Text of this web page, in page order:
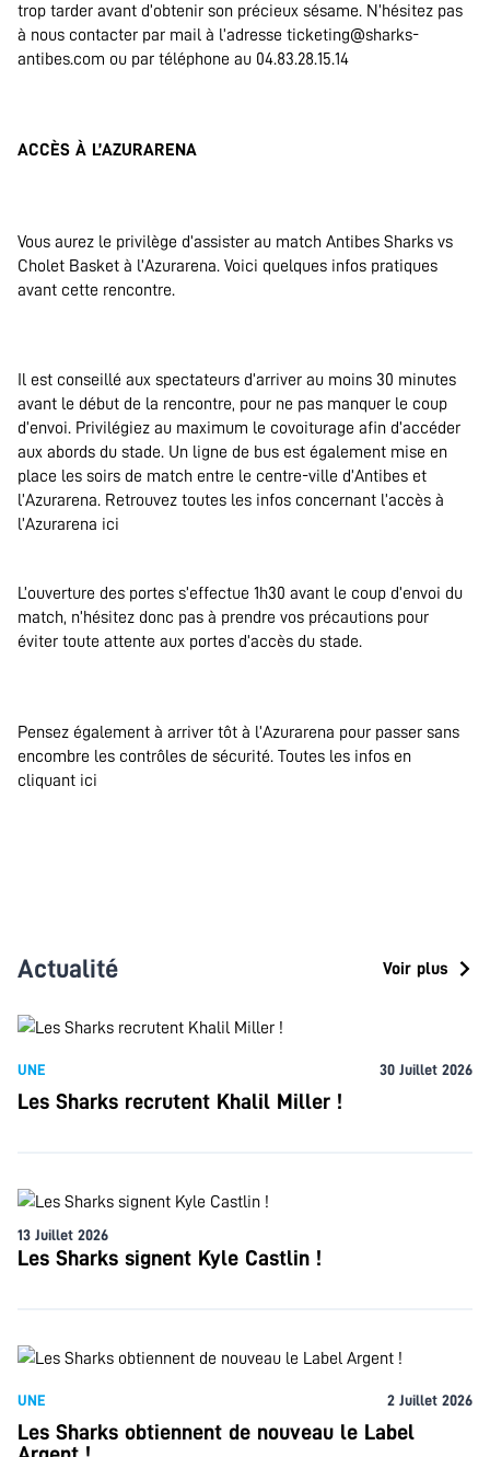
trop tarder avant d’obtenir son précieux sésame. N’hésitez pas
à nous contacter par mail à l’adresse ticketing@sharks-
antibes.com ou par téléphone au 04.83.28.15.14
ACCÈS À L’AZURARENA
Vous aurez le privilège d’assister au match Antibes Sharks vs
Cholet Basket à l’Azurarena. Voici quelques infos pratiques
avant cette rencontre.
Il est conseillé aux spectateurs d’arriver au moins 30 minutes
avant le début de la rencontre, pour ne pas manquer le coup
d’envoi. Privilégiez au maximum le covoiturage afin d’accéder
aux abords du stade. Un ligne de bus est également mise en
place les soirs de match entre le centre-ville d’Antibes et
l’Azurarena. Retrouvez toutes les infos concernant l’accès à
l’Azurarena ici
L’ouverture des portes s’effectue 1h30 avant le coup d’envoi du
match, n’hésitez donc pas à prendre vos précautions pour
éviter toute attente aux portes d’accès du stade.
Pensez également à arriver tôt à l’Azurarena pour passer sans
encombre les contrôles de sécurité. Toutes les infos en
cliquant ici
Actualité Voir plus
UNE 30 Juillet 2026
Les Sharks recrutent Khalil Miller !
13 Juillet 2026
Les Sharks signent Kyle Castlin !
UNE 2 Juillet 2026
Les Sharks obtiennent de nouveau le Label